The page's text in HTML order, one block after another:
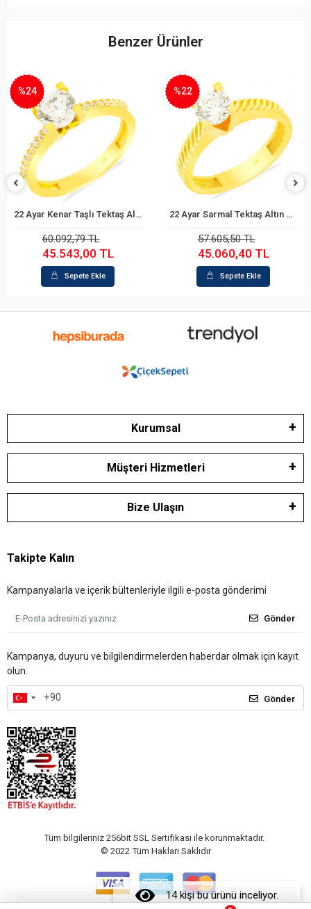
14 kişi bu ürünü inceliyor.
Benzer Ürünler
Ekle
22 Ayar Kenar Taşlı Tektaş Altın Yüzük
TL
Sepete Ekle
22 Ayar Sarmal Tektaş Altın Yüzük
45.060,40 TL
22 Ayar
Kurumsal
Müşteri Hizmetleri
Bize Ulaşın
Takipte Kalın
Kampanyalarla ve içerik bültenleriyle ilgili e-posta gönderimi
Gönder
Kampanya, duyuru ve bilgilendirmelerden haberdar olmak için kayıt
olun.
Gönder
Tüm bilgileriniz 256bit SSL Sertifikası ile korunmaktadır.
© 2022 Tüm Hakları Saklıdır